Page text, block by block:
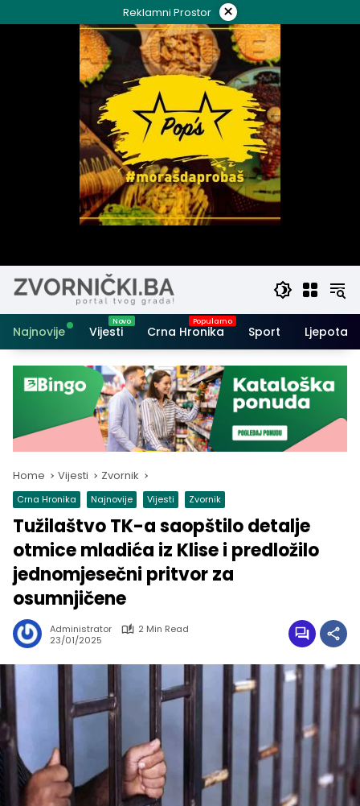
to
Reklamni Prostor ×
Najnovije Vijesti Crna Hronika Sport Ljepota i
Home Vijesti Zvornik
Crna Hronika Najnovije Vijesti Zvornik
Tužilaštvo TK-a saopštilo detalje
otmice mladića iz Klise i predložilo
jednomjesečni pritvor za
osumnjičene
Administrator
2 Min Read
23/01/2025